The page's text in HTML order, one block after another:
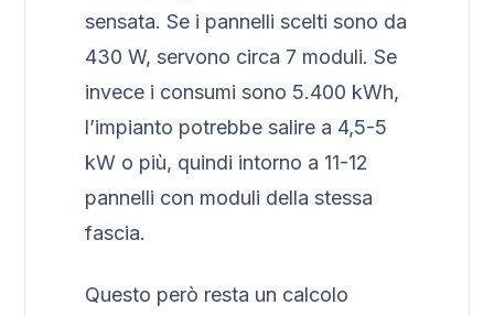
sensata. Se i pannelli scelti sono da
430 W, servono circa 7 moduli. Se
invece i consumi sono 5.400 kWh,
l’impianto potrebbe salire a 4,5-5
kW o più, quindi intorno a 11-12
pannelli con moduli della stessa
fascia.
Questo però resta un calcolo